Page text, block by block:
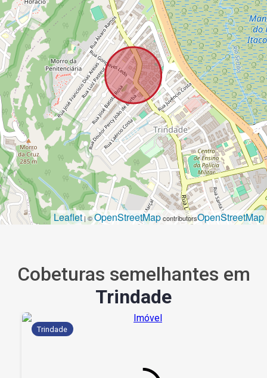
Leaflet| ©OpenStreetMapcontributorsOpenStreetMap
Cobeturas semelhantes em
Trindade
Trindade